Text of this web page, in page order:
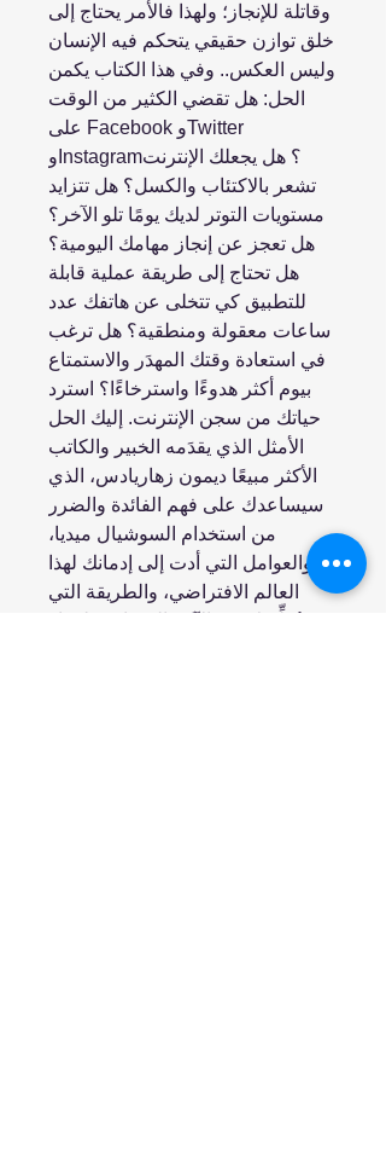
وقاتلة للإنجاز؛ ولهذا فالأمر يحتاج إلى
خلق توازن حقيقي يتحكم فيه الإنسان
وليس العكس.. وفي هذا الكتاب يكمن
الحل: هل تقضي الكثير من الوقت
على Facebook وTwitter
وInstagram؟ هل يجعلك الإنترنت
تشعر بالاكتئاب والكسل؟ هل تتزايد
مستويات التوتر لديك يومًا تلو الآخر؟
هل تعجز عن إنجاز مهامك اليومية؟
هل تحتاج إلى طريقة عملية قابلة
للتطبيق كي تتخلى عن هاتفك عدد
ساعات معقولة ومنطقية؟ هل ترغب
في استعادة وقتك المهدَر والاستمتاع
بيوم أكثر هدوءًا واسترخاءًا؟ استرد
حياتك من سجن الإنترنت. إليك الحل
الأمثل الذي يقدَمه الخبير والكاتب
الأكثر مبيعًا ديمون زهاريادس، الذي
سيساعدك على فهم الفائدة والضرر
من استخدام السوشيال ميديا،
والعوامل التي أدت إلى إدمانك لهذا
العالم الافتراضي، والطريقة التي